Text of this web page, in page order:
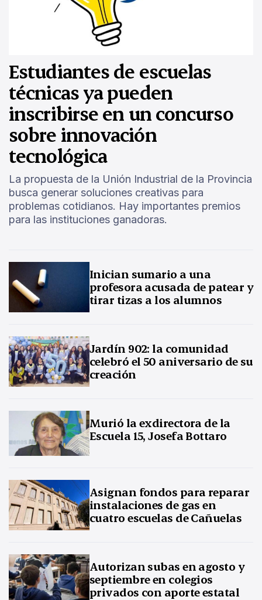
Estudiantes de escuelas
técnicas ya pueden
inscribirse en un concurso
sobre innovación
tecnológica
La propuesta de la Unión Industrial de la Provincia
busca generar soluciones creativas para
problemas cotidianos. Hay importantes premios
para las instituciones ganadoras.
Inician sumario a una
profesora acusada de patear y
tirar tizas a los alumnos
Jardín 902: la comunidad
celebró el 50 aniversario de su
creación
Murió la exdirectora de la
Escuela 15, Josefa Bottaro
Asignan fondos para reparar
instalaciones de gas en
cuatro escuelas de Cañuelas
Autorizan subas en agosto y
septiembre en colegios
privados con aporte estatal